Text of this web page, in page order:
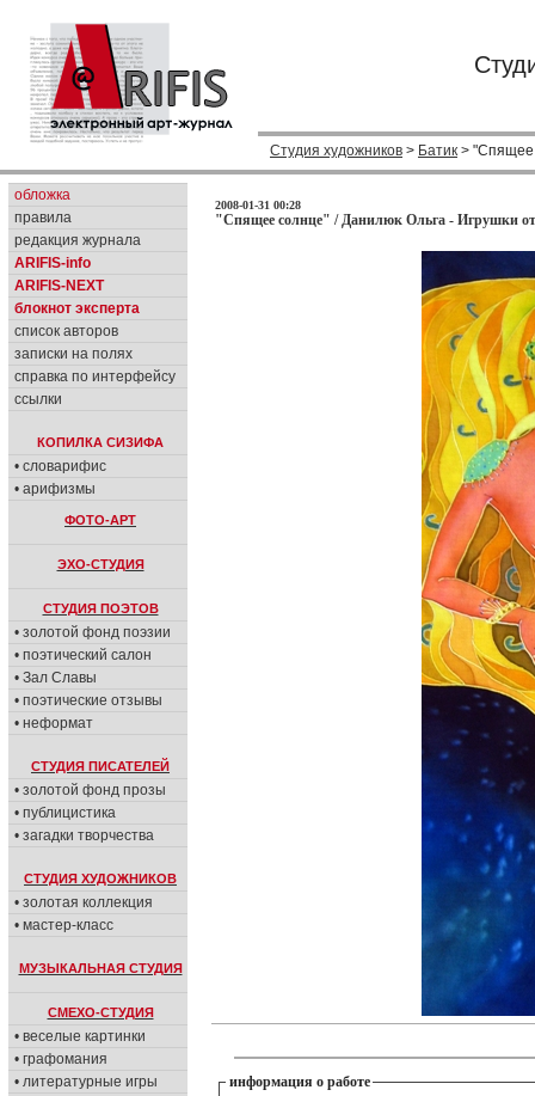
Студия художников > Батик > "Спящее
обложка
правила
редакция журнала
ARIFIS-info
ARIFIS-NEXT
блокнот эксперта
список авторов
записки на полях
справка по интерфейсу
ссылки
КОПИЛКА СИЗИФА
• словарифис
• арифизмы
ФОТО-АРТ
ЭХО-СТУДИЯ
СТУДИЯ ПОЭТОВ
• золотой фонд поэзии
• поэтический салон
• Зал Славы
• поэтические отзывы
• неформат
СТУДИЯ ПИСАТЕЛЕЙ
• золотой фонд прозы
• публицистика
• загадки творчества
СТУДИЯ ХУДОЖНИКОВ
• золотая коллекция
• мастер-класс
МУЗЫКАЛЬНАЯ СТУДИЯ
СМЕХО-СТУДИЯ
• веселые картинки
• графомания
• литературные игры
2008-01-31 00:28
"Спящее солнце" / Данилюк Ольга - Игрушки
информация о работе